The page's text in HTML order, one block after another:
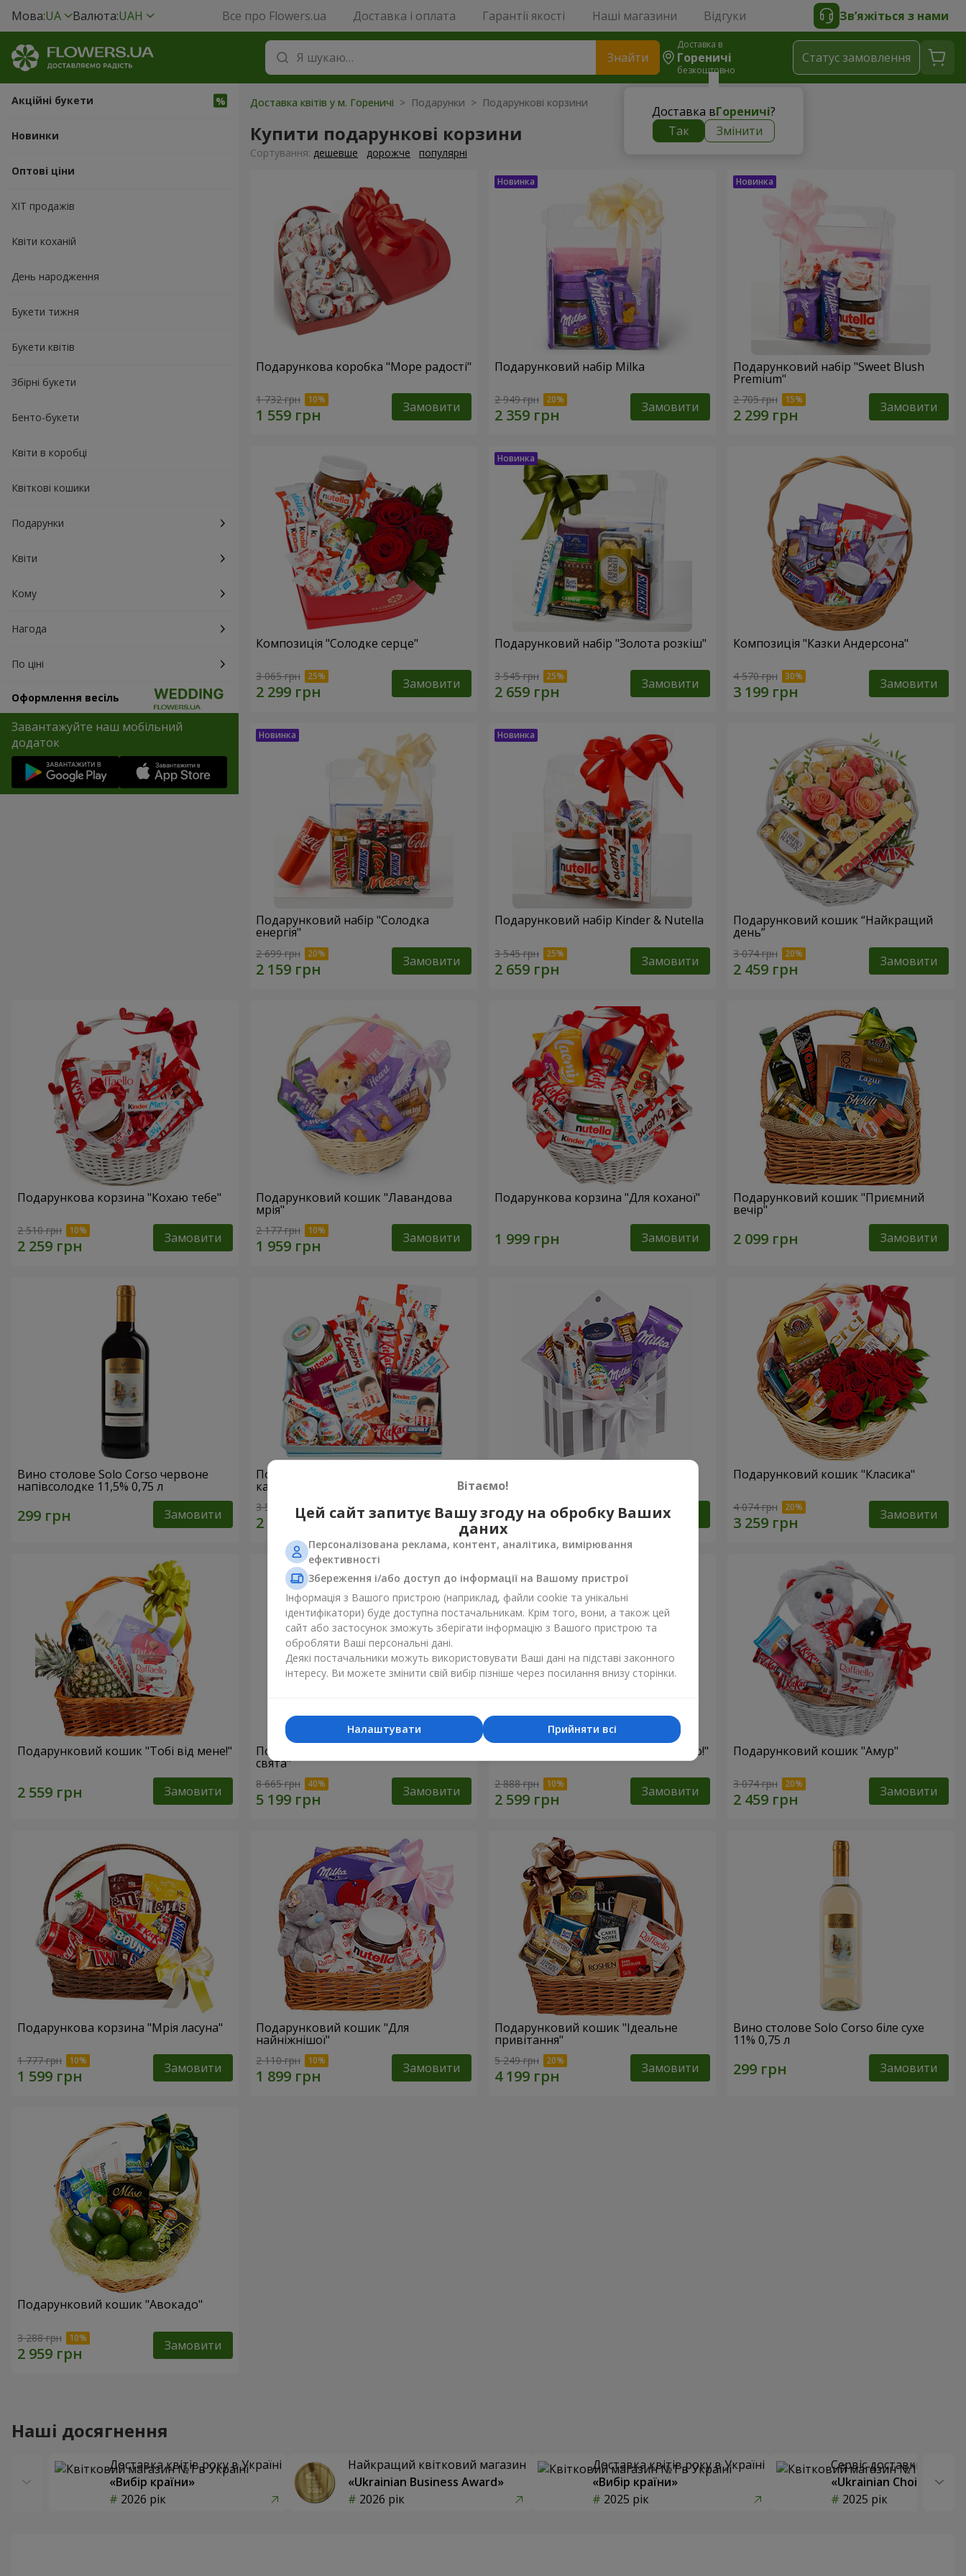
Мова:UA Валюта:UAH Все про Flowers.ua Доставка і оплата Гарантії якості Наші магазини Відгуки Зв’яжіться з нами
Знайти
Доставка в
Гореничі
безкоштовно
Доставка вГореничі?
Так
Змінити
Статус замовлення
Акційні букети
Новинки
Оптові ціни
ХІТ продажів
Квіти коханій
День народження
Букети тижня
Букети квітів
Збірні букети
Бенто-букети
Квіти в коробці
Квіткові кошики
Подарунки
Квіти
Кому
Нагода
По ціні
Оформлення весіль
Завантажуйте наш мобільний
додаток
Доставка квітів у м. Гореничі > Подарунки > Подарункові корзини
Купити подарункові корзини
Сортування: дешевше дорожче популярні
Подарункова коробка "Море радості"
1 732 грн Замовити
Подарунковий набір Milka
2 949 грн Замовити
Подарунковий набір "Sweet Blush
Premium"
2 705 грн Замовити
Композиція "Солодке серце"
3 065 грн Замовити
Подарунковий набір "Золота розкіш"
3 545 грн Замовити
Композиція "Казки Андерсона"
4 570 грн Замовити
Подарунковий набір "Солодка
енергія"
2 699 грн Замовити
Подарунковий набір Kinder & Nutella
3 545 грн Замовити
Подарунковий кошик “Найкращий
день”
3 074 грн Замовити
Подарункова корзина "Кохаю тебе"
2 510 грн Замовити
Подарунковий кошик "Лавандова
мрія"
2 177 грн Замовити
Подарункова корзина "Для коханої"
Замовити
Подарунковий кошик "Приємний
вечір"
Замовити
Вино столове Solo Corso червоне
напівсолодке 11,5% 0,75 л
Замовити
Подарункова коробка "Солодка
казка"
3 513 грн Замовити 1 666 грн Замовити
Подарунковий кошик "Класика"
4 074 грн Замовити
Подарунковий кошик "Тобі від мене!"
Замовити
Подарункова коробка "Передчуття
свята"
8 665 грн Замовити
Подарунковий кошик "Дитяче свято!"
2 888 грн Замовити
Подарунковий кошик "Амур"
3 074 грн Замовити
Подарункова корзина "Мрія ласуна"
1 777 грн Замовити
Подарунковий кошик "Для
найніжнішої"
2 110 грн Замовити
Подарунковий кошик "Ідеальне
привітання"
5 249 грн Замовити
Вино столове Solo Corso біле сухе
11% 0,75 л
Замовити
Подарунковий кошик "Авокадо"
3 288 грн Замовити
Наші досягнення
Доставка квітів року в Україні
«Вибір країни»
2026 рік
Найкращий квітковий магазин
«Ukrainian Business Award»
2026 рік
Доставка квітів року в Україні
«Вибір країни»
2025 рік
Сервіс доставки квітів
«Ukrainian Choice»
2025 рік
Вітаємо!
Цей сайт запитує Вашу згоду на обробку Ваших
даних
Персоналізована реклама, контент, аналітика, вимірювання
ефективності
Збереження і/або доступ до інформації на Вашому пристрої
Інформація з Вашого пристрою (наприклад, файли cookie та унікальні
ідентифікатори) буде доступна постачальникам. Крім того, вони, а також цей
сайт або застосунок зможуть зберігати інформацію з Вашого пристрою та
обробляти Ваші персональні дані.
Деякі постачальники можуть використовувати Ваші дані на підставі законного
інтересу. Ви можете змінити свій вибір пізніше через посилання внизу сторінки.
Прийняти всі
Налаштувати